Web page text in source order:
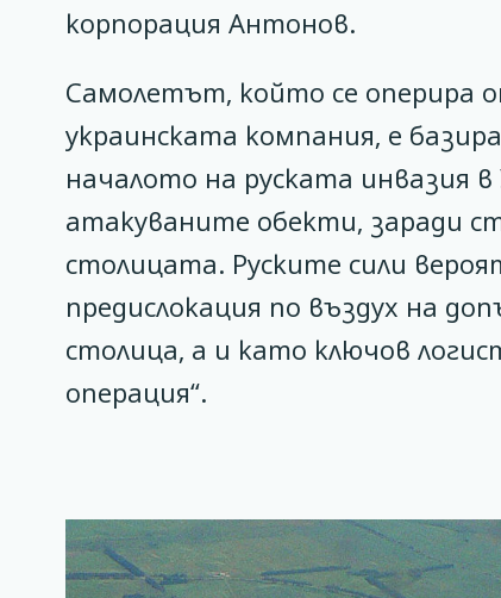
корпорация Антонов.
Самолетът, който се оперира
украинската компания, е
началото на руската инвазия
атакуваните обекти, заради
столицата. Руските сили
предислокация по въздух на
столица, а и като ключов
операция“.